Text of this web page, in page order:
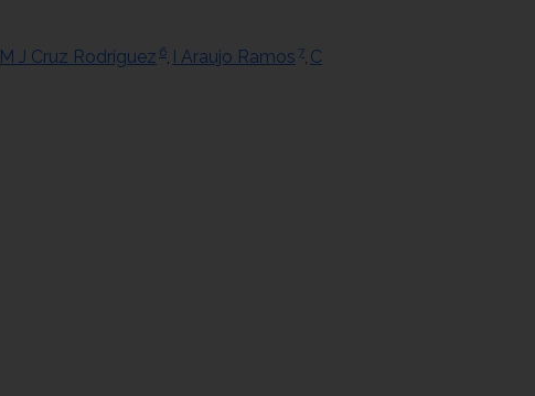
M J Cruz Rodríguez 6 I Araujo Ramos 7 C